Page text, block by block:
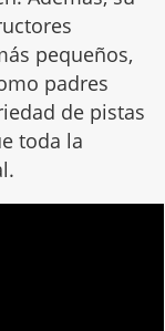
pequeños,
padres
de pistas
toda la